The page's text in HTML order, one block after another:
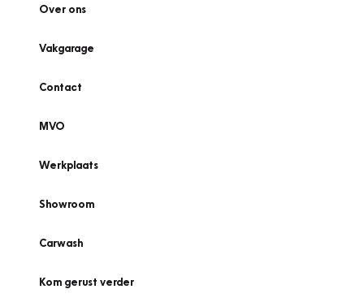
Over ons
Vakgarage
Contact
MVO
Werkplaats
Showroom
Carwash
Kom gerust verder